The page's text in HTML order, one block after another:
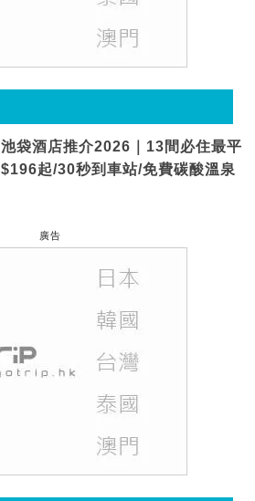
池袋酒店推介2026｜13間必住最平
$196起/30秒到車站/免費碳酸溫泉
廣告